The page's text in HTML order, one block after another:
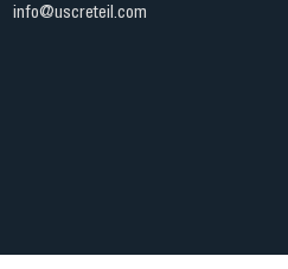
info@uscreteil.com